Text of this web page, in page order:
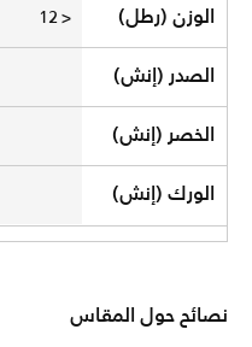
الوزن (رطل) < 12
الصدر (إنش)
الخصر (إنش)
الورك (إنش)
نصائح حول المقاس